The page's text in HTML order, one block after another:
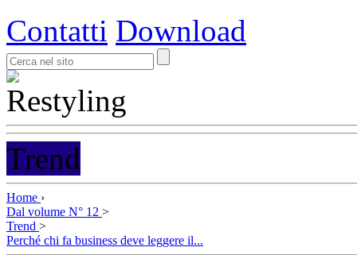
Contatti Download
Trend
Home ›
Dal volume N° 12 >
Trend >
Perché chi fa business deve leggere il...